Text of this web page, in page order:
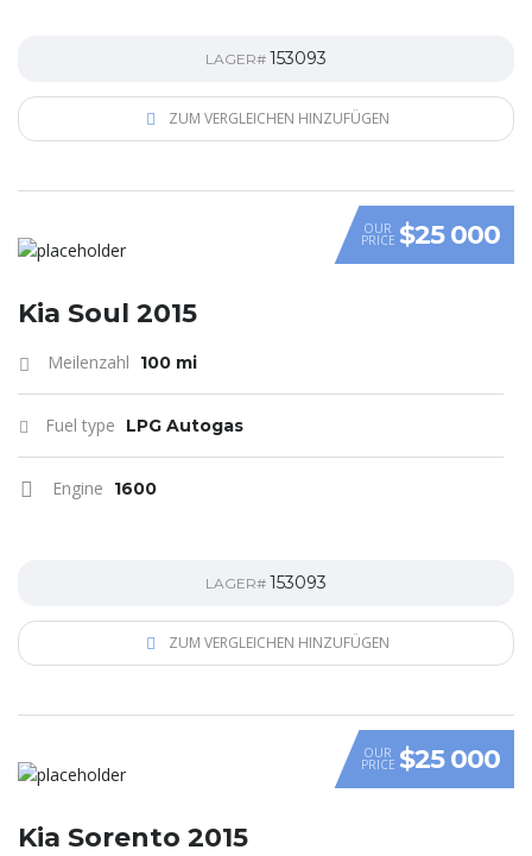
LAGER# 153093
ZUM VERGLEICHEN HINZUFÜGEN
VIDEO
OUR
PRICE $25 000
Kia Soul 2015
Meilenzahl 100 mi
Fuel type LPG Autogas
Engine 1600
LAGER# 153093
ZUM VERGLEICHEN HINZUFÜGEN
OUR
PRICE $25 000
Kia Sorento 2015